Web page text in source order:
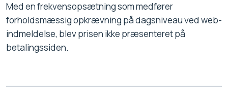
Med en frekvensopsætning som medfører
forholdsmæssig opkrævning på dagsniveau ved web-
indmeldelse, blev prisen ikke præsenteret på
betalingssiden.